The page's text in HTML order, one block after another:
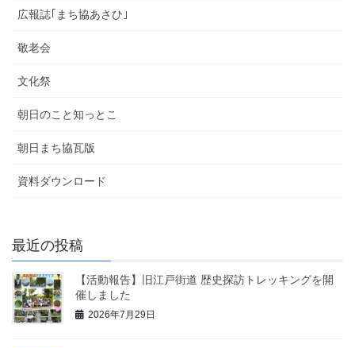
広報誌｢まち協あさひ｣
敬老会
文化祭
朝日のこと知っとこ
朝日まち協瓦版
資料ダウンロード
最近の投稿
【活動報告】旧江戸街道 歴史探訪トレッキングを開
催しました
2026年7月29日